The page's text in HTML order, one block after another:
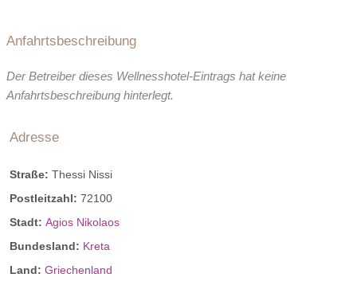
Anfahrtsbeschreibung
Der Betreiber dieses Wellnesshotel-Eintrags hat keine
Anfahrtsbeschreibung hinterlegt.
Adresse
Straße: Thessi Nissi
Postleitzahl: 72100
Stadt: Agios Nikolaos
Bundesland: Kreta
Land: Griechenland